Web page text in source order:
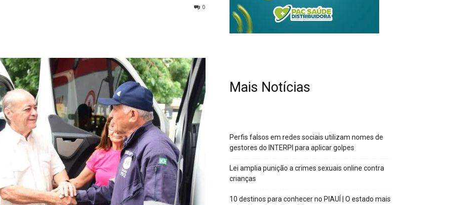
0
Mais Notícias
Perfis falsos em redes sociais utilizam nomes de
gestores do INTERPI para aplicar golpes
Lei amplia punição a crimes sexuais online contra
crianças
10 destinos para conhecer no PIAUÍ | O estado mais